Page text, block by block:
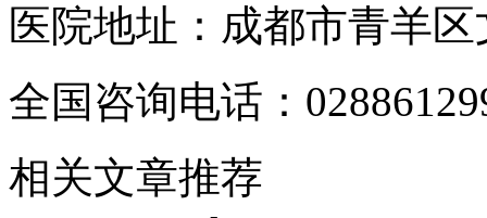
医院地址：成都市青羊
全国咨询电话：
相关文章推荐